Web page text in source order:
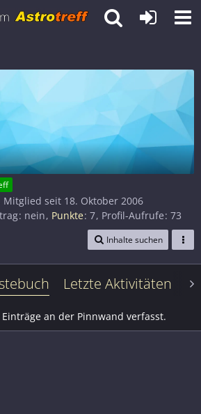
Mitglied seit 18. Oktober 2006
nein Punkte 7 Profil-Aufrufe 73
Inhalte suchen
Letzte Aktivitäten
an der Pinnwand verfasst.